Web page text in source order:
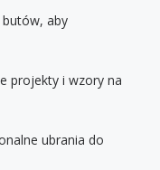
aby
projekty i wzory na
ubrania do